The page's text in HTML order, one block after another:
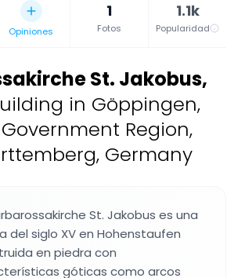
Opiniones
1
Fotos
1.1k
Popularidad
St. Jakobus,
in Göppingen,
Region,
Germany
St. Jakobus es una
del siglo XV en Hohenstaufen
en piedra con
góticas como arcos